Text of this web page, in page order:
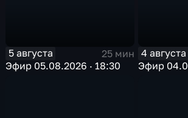
5 августа
25 мин
Эфир 05.08.2026 · 18:30
4 августа
Эфир